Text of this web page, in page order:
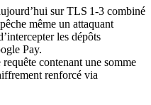
sur TLS 1‑3 combiné
même un attaquant
les dépôts
Pay.
contenant une somme
renforcé via